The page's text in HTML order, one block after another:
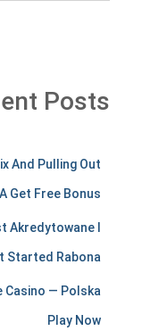
Posts
e
c
h
a
And Pulling Out
Get Free Bonus
Akredytowane I
Started Rabona
Casino — Polska
Play Now